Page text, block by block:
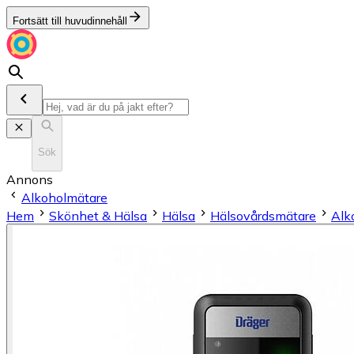
Fortsätt till huvudinnehåll
Sök
Annons
Alkoholmätare
Hem
Skönhet & Hälsa Hälsa Hälsovårdsmätare